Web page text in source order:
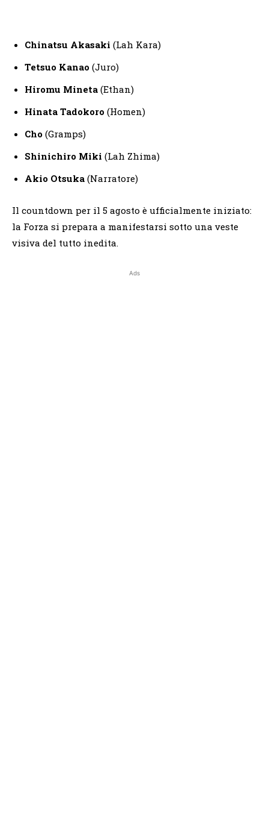
Chinatsu Akasaki (Lah Kara)
Tetsuo Kanao (Juro)
Hiromu Mineta (Ethan)
Hinata Tadokoro (Homen)
Cho (Gramps)
Shinichiro Miki (Lah Zhima)
Akio Otsuka (Narratore)
Il countdown per il 5 agosto è ufficialmente iniziato:
la Forza si prepara a manifestarsi sotto una veste
visiva del tutto inedita.
Ads